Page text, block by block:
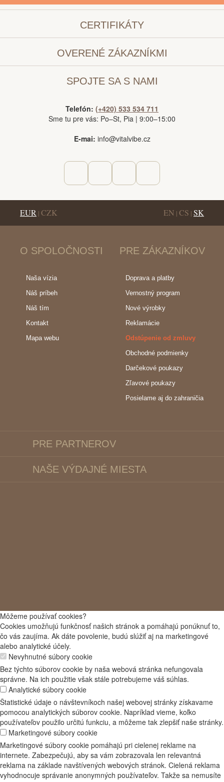
CERTIFIKÁTY
OVERENÉ ZÁKAZNÍKMI
SPOJTE SA S NAMI
Telefón: (+420) 533 534 711
Sme tu pre vás: Po–St, Pia | 9:00–15:00
E-mai: info@vitalvibe.cz
EUR | CZK EN | CS | SK
O SPOLOČNOSTI
Naša vízia
Náš príbeh
Náš tím
Kontakt
Mapa webu
PRE ZÁKAZNÍKOV
Doprava a platby
Vernostný program
Nové výrobky
Reklamácie
Odstúpenie od zmluvy
Obchodné podmienky
Darčekové poukazy
Zľavové poukazy
Posielame aj do zahraničia
PRE PARTNEROV
NAŠE VÝDAJNÉ MIESTA
Môžeme používať cookies?
Cookies umožňujú funkčnosť našich stránok a pomáhajú ponúknuť to,
čo vás zaujíma. Ak dáte povolenie, budú slúžiť aj na marketingové
alebo analytické účely.
Nevyhnutné súbory cookie
Bez týchto súborov cookie by naša webová stránka nefungovala
správne. Na ich použitie však stále potrebujeme váš súhlas.
Analytické súbory cookie
Štatistické údaje o návštevníkoch našej webovej stránky získavame
pomocou analytických súborov cookie. Napríklad vieme, koľko
používateľov použilo určitú funkciu, a môžeme tak zlepšiť naše stránky.
Marketingové súbory cookie
Marketingové súbory cookie pomáhajú pri cielenej reklame na
internete. Zabezpečujú, aby sa vám zobrazovala len relevantná
reklama na základe navštívených webových stránok. Cielená reklama
vyhodnocuje správanie anonymných používateľov. Takže sa nemusíte